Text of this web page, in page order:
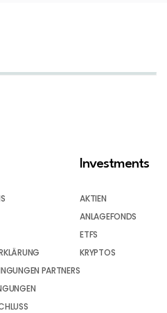
PARTNERS
Investments
AKTIEN
ANLAGEFONDS
ETFS
KRYPTOS